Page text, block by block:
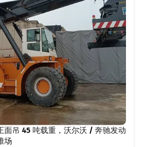
面吊 45 吨载重，沃尔沃 / 奔驰发动
场